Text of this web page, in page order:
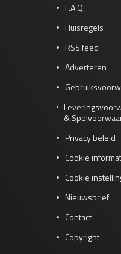
F.A.Q.
Huisregels
RSS feed
Adverteren
&
Privacy beleid
Cookie
Cookie
Nieuwsbrief
Contact
Copyright